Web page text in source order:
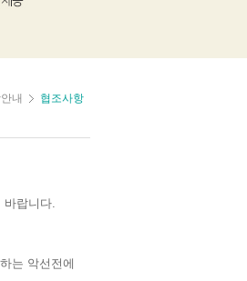
내 협조사항
바랍니다.
는 악선전에